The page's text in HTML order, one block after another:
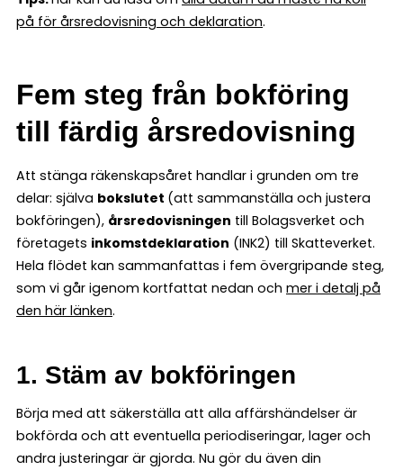
på för årsredovisning och deklaration.
Fem steg från bokföring
till färdig årsredovisning
Att stänga räkenskapsåret handlar i grunden om tre
delar: själva bokslutet (att sammanställa och justera
bokföringen), årsredovisningen till Bolagsverket och
företagets inkomstdeklaration (INK2) till Skatteverket.
Hela flödet kan sammanfattas i fem övergripande steg,
som vi går igenom kortfattat nedan och mer i detalj på
den här länken.
1. Stäm av bokföringen
Börja med att säkerställa att alla affärshändelser är
bokförda och att eventuella periodiseringar, lager och
andra justeringar är gjorda. Nu gör du även din